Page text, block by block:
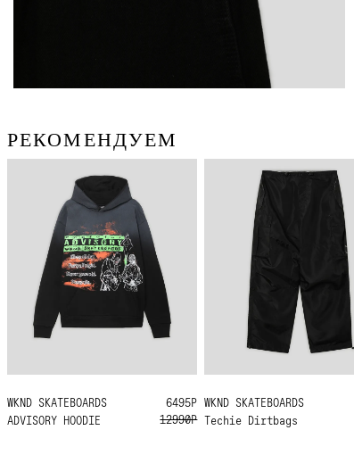
РЕКОМЕНДУЕМ
WKND SKATEBOARDS
ADVISORY HOODIE
L XL
6495Р
12990Р
WKND SKATEBOARDS
Techie Dirtbags
32